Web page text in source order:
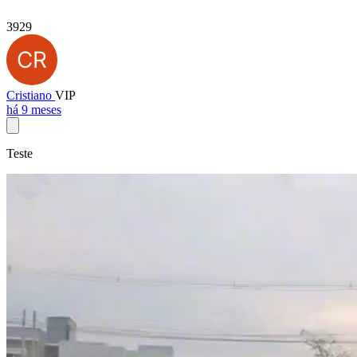
3929
Cristiano VIP
há 9 meses
Teste